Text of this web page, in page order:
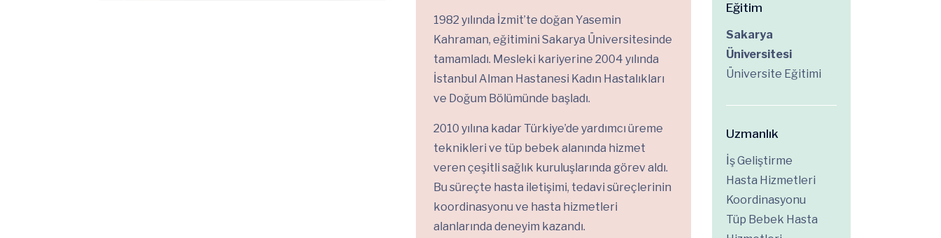
1982 yılında İzmit’te doğan Yasemin
Kahraman, eğitimini Sakarya Üniversitesinde
tamamladı. Mesleki kariyerine 2004 yılında
İstanbul Alman Hastanesi Kadın Hastalıkları
ve Doğum Bölümünde başladı.
2010 yılına kadar Türkiye’de yardımcı üreme
teknikleri ve tüp bebek alanında hizmet
veren çeşitli sağlık kuruluşlarında görev aldı.
Bu süreçte hasta iletişimi, tedavi süreçlerinin
koordinasyonu ve hasta hizmetleri
alanlarında deneyim kazandı.
Eğitim
Sakarya
Üniversitesi
Üniversite Eğitimi
Uzmanlık
İş Geliştirme
Hasta Hizmetleri
Koordinasyonu
Tüp Bebek Hasta